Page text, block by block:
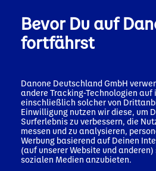
Beiträge wertgeschätzt werden –
Würde und Respekt behandelt
Ergänzend dazu bieten unsere
Arbeitszeitmodelle
Wir setzen uns weiterhin für ein
Geschlechterverhältnisim
derGender Pay Gapin der DACH-
geschlossen.
Wir streben an, auch alle weitere
erfolgreich zu meistern. Hierzu
der „Charta der Vielfalt“ dazu
wertschätzendes Arbeitsumfeld
Bevor Du auf
fortfährst
Danone Deutschland GmbH
andere Tracking-Technologien auf
einschließlich solcher von
Einwilligung nutzen wir diese, um
Surferlebnis zu verbessern, die
messen und zu analysieren,
Werbung basierend auf Deinen
(auf unserer Website und
sozialen Medien anzubieten.